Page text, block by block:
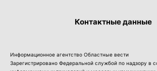
Контактные данные
Информационное агентство Областные вести
Зарегистрировано Федеральной службой по надзору в